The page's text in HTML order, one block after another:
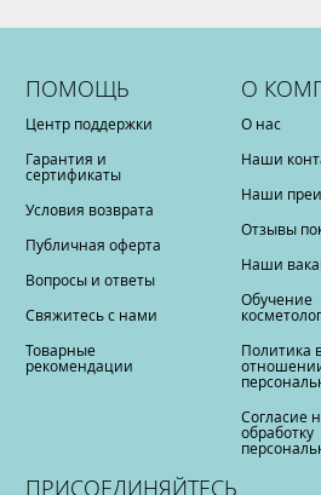
ПОМОЩЬ
Центр поддержки
Гарантия и
сертификаты
Условия возврата
Публичная оферта
Вопросы и ответы
Свяжитесь с нами
Товарные
рекомендации
О
О нас
Наши
Наши
Отзывы
Наши
Обучение
Политика
Согласие
обработку
ПРИСОЕДИНЯЙТЕСЬ